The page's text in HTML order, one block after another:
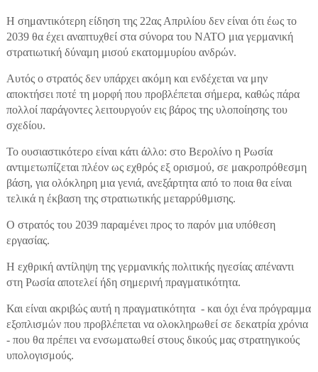
Η σημαντικότερη είδηση της 22ας Απριλίου δεν είναι ότι έως το
2039 θα έχει αναπτυχθεί στα σύνορα του NATO μια γερμανική
στρατιωτική δύναμη μισού εκατομμυρίου ανδρών.
Αυτός ο στρατός δεν υπάρχει ακόμη και ενδέχεται να μην
αποκτήσει ποτέ τη μορφή που προβλέπεται σήμερα, καθώς πάρα
πολλοί παράγοντες λειτουργούν εις βάρος της υλοποίησης του
σχεδίου.
Το ουσιαστικότερο είναι κάτι άλλο: στο Βερολίνο η Ρωσία
αντιμετωπίζεται πλέον ως εχθρός εξ ορισμού, σε μακροπρόθεσμη
βάση, για ολόκληρη μια γενιά, ανεξάρτητα από το ποια θα είναι
τελικά η έκβαση της στρατιωτικής μεταρρύθμισης.
Ο στρατός του 2039 παραμένει προς το παρόν μια υπόθεση
εργασίας.
Η εχθρική αντίληψη της γερμανικής πολιτικής ηγεσίας απέναντι
στη Ρωσία αποτελεί ήδη σημερινή πραγματικότητα.
Και είναι ακριβώς αυτή η πραγματικότητα - και όχι ένα πρόγραμμα
εξοπλισμών που προβλέπεται να ολοκληρωθεί σε δεκατρία χρόνια
- που θα πρέπει να ενσωματωθεί στους δικούς μας στρατηγικούς
υπολογισμούς.